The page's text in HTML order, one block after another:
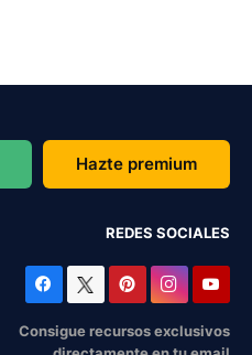
Hazte premium
REDES SOCIALES
Consigue recursos exclusivos